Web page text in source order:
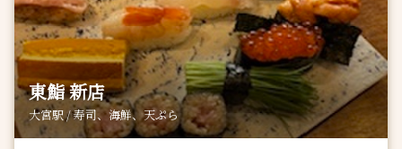
東鮨 新店
大宮駅 / 寿司、海鮮、天ぷら